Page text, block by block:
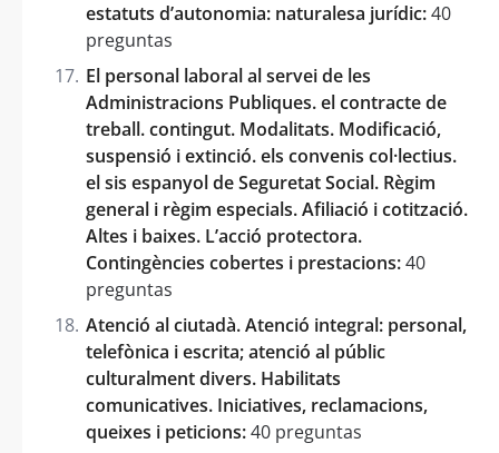
estatuts d’autonomia: naturalesa jurídic:40
preguntas
El personal laboral al servei de les
Administracions Publiques. el contracte de
treball. contingut. Modalitats. Modificació,
suspensió i extinció. els convenis col·lectius.
el sis espanyol de Seguretat Social. Règim
general i règim especials. Afiliació i cotització.
Altes i baixes. L’acció protectora.
Contingències cobertes i prestacions:40
preguntas
Atenció al ciutadà. Atenció integral: personal,
telefònica i escrita; atenció al públic
culturalment divers. Habilitats
comunicatives. Iniciatives, reclamacions,
queixes i peticions:40 preguntas